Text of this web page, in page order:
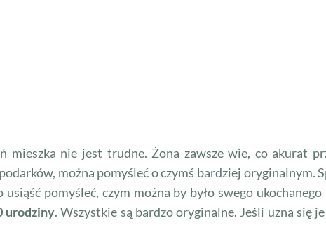
mieszka nie jest trudne. Żona zawsze wie, co akurat
można pomyśleć o czymś bardziej oryginalnym.
pomyśleć, czym można by było swego
urodziny. Wszystkie są bardzo oryginalne. Jeśli uzna się